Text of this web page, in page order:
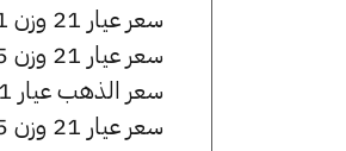
سعر عيار 21 وزن 1 جرام 6430 جنيه للشراء، وللبيع 6480 جنيه.
سعر عيار 21 وزن 5 جرام 32150 جنيه للشراء، وللبيع 32400 جنيه.
سعر الذهب عيار 21 وزن 10 جرام 64300 جنيه للشراء، وللبيع 64800 جنيه.
سعر عيار 21 وزن 25 جرام 160750 جنيه للشراء، وللبيع 162000 جنيه.